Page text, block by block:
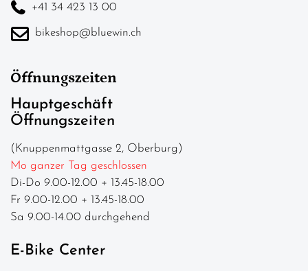
+41 34 423 13 00
bikeshop@bluewin.ch
Öffnungszeiten
Hauptgeschäft
Öffnungszeiten
(Knuppenmattgasse 2, Oberburg)
Mo ganzer Tag geschlossen
Di-Do 9.00-12.00 + 13.45-18.00
Fr 9.00-12.00 + 13.45-18.00
Sa 9.00-14.00 durchgehend
E-Bike Center